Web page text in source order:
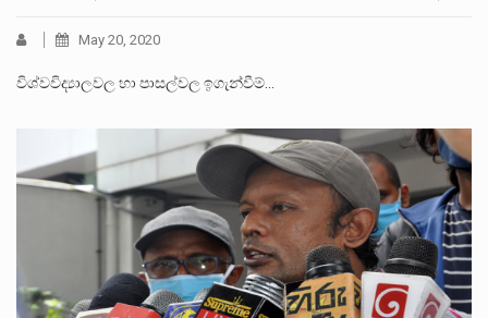
May 20, 2020
විශ්වවිද්‍යාලවල හා පාසල්වල ඉගැන්වීම්…